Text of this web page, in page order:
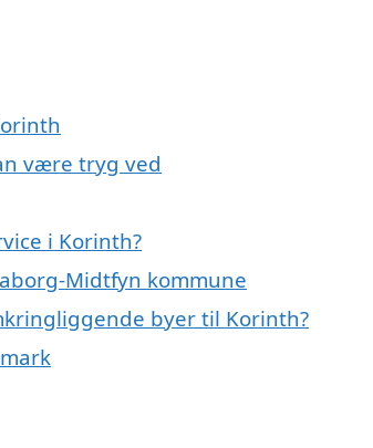
være tryg ved
i Korinth?
Midtfyn kommune
byer til Korinth?